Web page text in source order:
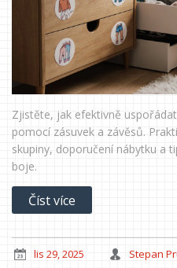
Zjistěte, jak efektivně
pomocí zásuvek a závěsů.
skupiny, doporučení nábytku a
boje.
Číst více
lis 29, 2025 Stepan